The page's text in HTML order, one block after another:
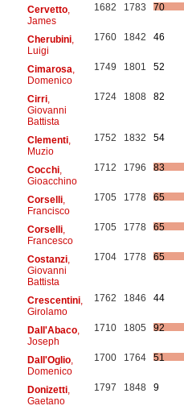
Cervetto,
James
1682 1783 70
Cherubini,
Luigi
1760 1842 46
Cimarosa
Domenico
1749 1801 52
Cirri,
Giovanni
Battista
1724 1808 82
Clementi,
Muzio
1752 1832 54
Cocchi,
Gioacchino
1712 1796 83
Corselli,
Francisco
1705 1778 65
Corselli,
Francesco
1705 1778 65
Costanzi,
Giovanni
Battista
1704 1778 65
Crescentini,
Girolamo
1762 1846 44
Dall'Abaco,
Joseph
1710 1805 92
Dall'Oglio,
Domenico
1700 1764 51
Donizetti,
Gaetano
1797 1848 9